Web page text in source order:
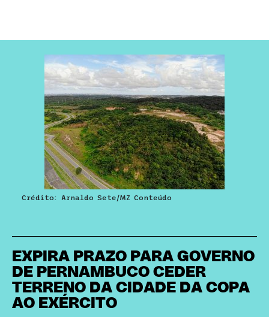
EXPIRA PRAZO PARA GOVERNO
DE PERNAMBUCO CEDER
TERRENO DA CIDADE DA COPA
AO EXÉRCITO
Crédito: Arnaldo Sete/MZ Conteúdo